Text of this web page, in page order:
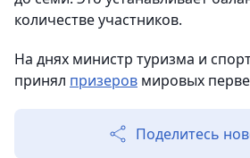
количестве участников.
На днях министр туризма и
принял призеров мировых
Поделитесь